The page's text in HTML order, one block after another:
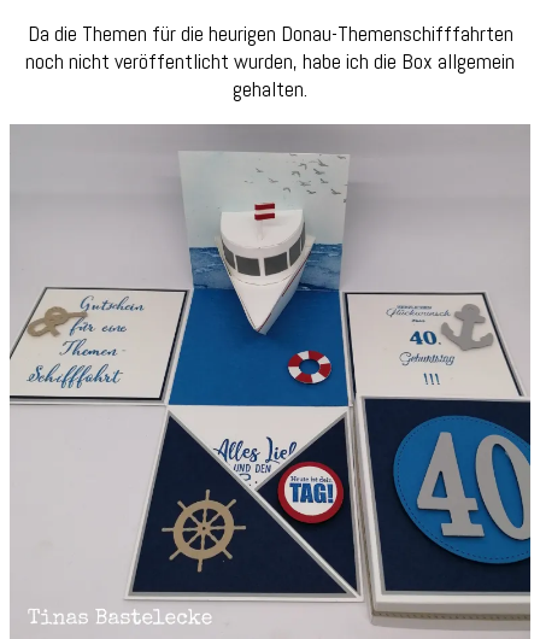
Da die Themen für die heurigen Donau-Themenschifffahrten
noch nicht veröffentlicht wurden, habe ich die Box allgemein
gehalten.